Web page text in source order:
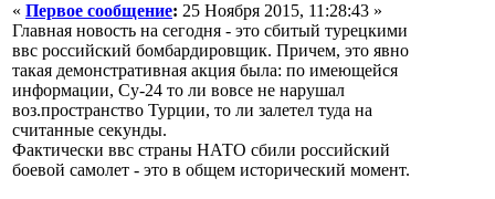
« Первое сообщение: 25 Ноября 2015, 11:28:43 »
Главная новость на сегодня - это сбитый турецкими
ввс российский бомбардировщик. Причем, это явно
такая демонстративная акция была: по имеющейся
информации, Су-24 то ли вовсе не нарушал
воз.пространство Турции, то ли залетел туда на
считанные секунды.
Фактически ввс страны НАТО сбили российский
боевой самолет - это в общем исторический момент.